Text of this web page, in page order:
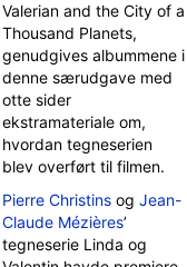
Valerian and the City of a
Thousand Planets,
genudgives albummene i
denne særudgave med
otte sider
ekstramateriale om,
hvordan tegneserien
blev overført til filmen.
Pierre Christins og Jean-
Claude Mézières’
tegneserie Linda og